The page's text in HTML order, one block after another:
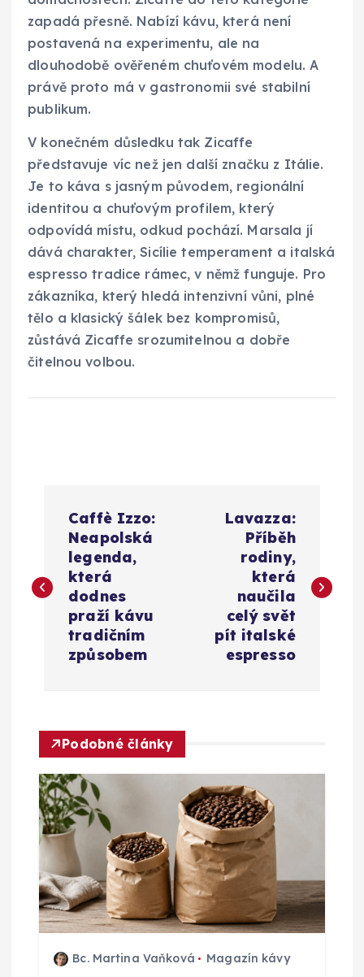
zapadá přesně. Nabízí kávu, která není
postavená na experimentu, ale na
dlouhodobě ověřeném chuťovém modelu. A
právě proto má v gastronomii své stabilní
publikum.
V konečném důsledku tak Zicaffe
představuje víc než jen další značku z Itálie.
Je to káva s jasným původem, regionální
identitou a chuťovým profilem, který
odpovídá místu, odkud pochází. Marsala jí
dává charakter, Sicílie temperament a italská
espresso tradice rámec, v němž funguje. Pro
zákazníka, který hledá intenzivní vůni, plné
tělo a klasický šálek bez kompromisů,
zůstává Zicaffe srozumitelnou a dobře
čitelnou volbou.
v
c
e
p
r
o
p
Caffè Izzo:
Neapolská
legenda,
která
dodnes
praží kávu
tradičním
způsobem
Lavazza:
Příběh
rodiny,
která
naučila
celý svět
pít italské
espresso
Podobné články
Bc. Martina Vaňková Magazín kávy